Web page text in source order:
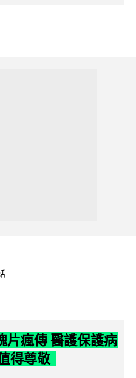
片瘋傳 醫護保護病
得尊敬